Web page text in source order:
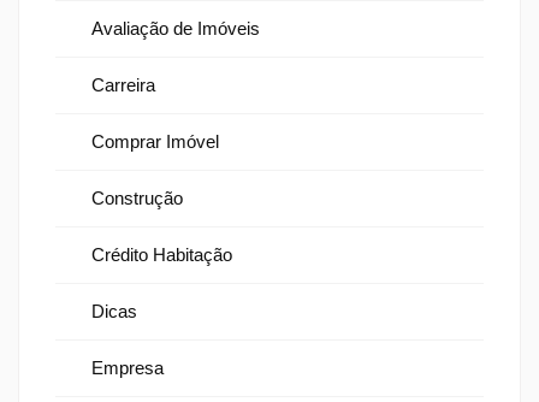
Avaliação de Imóveis
Carreira
Comprar Imóvel
Construção
Crédito Habitação
Dicas
Empresa